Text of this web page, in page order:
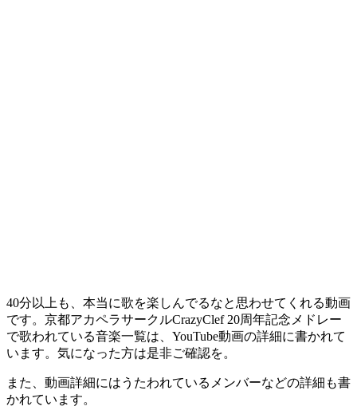
40分以上も、本当に歌を楽しんでるなと思わせてくれる動画
です。京都アカペラサークルCrazyClef 20周年記念メドレー
で歌われている音楽一覧は、YouTube動画の詳細に書かれて
います。気になった方は是非ご確認を。
また、動画詳細にはうたわれているメンバーなどの詳細も書
かれています。